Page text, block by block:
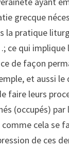
grecque
la pratique
ce qui implique
de façon
et aussi le
faire leurs
(occupés) par
cela se
de ces